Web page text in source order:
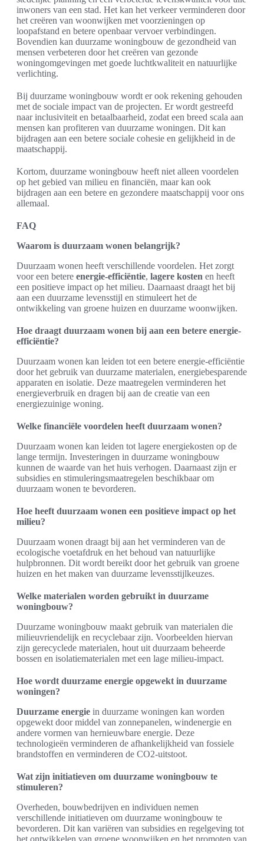
inwoners van een stad. Het kan het verkeer verminderen door
het creëren van woonwijken met voorzieningen op
loopafstand en betere openbaar vervoer verbindingen.
Bovendien kan duurzame woningbouw de gezondheid van
mensen verbeteren door het creëren van gezonde
woningomgevingen met goede luchtkwaliteit en natuurlijke
verlichting.
Bij duurzame woningbouw wordt er ook rekening gehouden
met de sociale impact van de projecten. Er wordt gestreefd
naar inclusiviteit en betaalbaarheid, zodat een breed scala aan
mensen kan profiteren van duurzame woningen. Dit kan
bijdragen aan een betere sociale cohesie en gelijkheid in de
maatschappij.
Kortom, duurzame woningbouw heeft niet alleen voordelen
op het gebied van milieu en financiën, maar kan ook
bijdragen aan een betere en gezondere maatschappij voor ons
allemaal.
FAQ
Waarom is duurzaam wonen belangrijk?
Duurzaam wonen heeft verschillende voordelen. Het zorgt
voor een betere energie-efficiëntie, lagere kosten en heeft
een positieve impact op het milieu. Daarnaast draagt het bij
aan een duurzame levensstijl en stimuleert het de
ontwikkeling van groene huizen en duurzame woonwijken.
Hoe draagt duurzaam wonen bij aan een betere energie-
efficiëntie?
Duurzaam wonen kan leiden tot een betere energie-efficiëntie
door het gebruik van duurzame materialen, energiebesparende
apparaten en isolatie. Deze maatregelen verminderen het
energieverbruik en dragen bij aan de creatie van een
energiezuinige woning.
Welke financiële voordelen heeft duurzaam wonen?
Duurzaam wonen kan leiden tot lagere energiekosten op de
lange termijn. Investeringen in duurzame woningbouw
kunnen de waarde van het huis verhogen. Daarnaast zijn er
subsidies en stimuleringsmaatregelen beschikbaar om
duurzaam wonen te bevorderen.
Hoe heeft duurzaam wonen een positieve impact op het
milieu?
Duurzaam wonen draagt bij aan het verminderen van de
ecologische voetafdruk en het behoud van natuurlijke
hulpbronnen. Dit wordt bereikt door het gebruik van groene
huizen en het maken van duurzame levensstijlkeuzes.
Welke materialen worden gebruikt in duurzame
woningbouw?
Duurzame woningbouw maakt gebruik van materialen die
milieuvriendelijk en recyclebaar zijn. Voorbeelden hiervan
zijn gerecyclede materialen, hout uit duurzaam beheerde
bossen en isolatiematerialen met een lage milieu-impact.
Hoe wordt duurzame energie opgewekt in duurzame
woningen?
Duurzame energie in duurzame woningen kan worden
opgewekt door middel van zonnepanelen, windenergie en
andere vormen van hernieuwbare energie. Deze
technologieën verminderen de afhankelijkheid van fossiele
brandstoffen en verminderen de CO2-uitstoot.
Wat zijn initiatieven om duurzame woningbouw te
stimuleren?
Overheden, bouwbedrijven en individuen nemen
verschillende initiatieven om duurzame woningbouw te
bevorderen. Dit kan variëren van subsidies en regelgeving tot